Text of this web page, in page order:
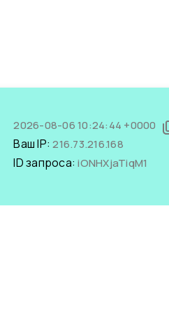
2026-08-06 10:24:44 +0000
Ваш IP:216.73.216.168
ID запроса:iONHXjaTiqM1